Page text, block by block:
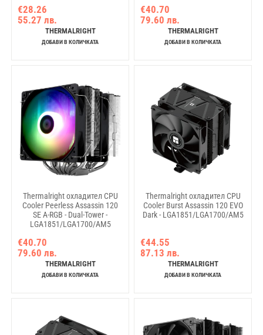
€28.26
55.27 лв.
THERMALRIGHT
ДОБАВИ В КОЛИЧКАТА
€40.70
79.60 лв.
THERMALRIGHT
ДОБАВИ В КОЛИЧКАТА
Thermalright охладител CPU
Cooler Peerless Assassin 120
SE A-RGB - Dual-Tower -
LGA1851/LGA1700/AM5
€40.70
79.60 лв.
THERMALRIGHT
ДОБАВИ В КОЛИЧКАТА
Thermalright охладител CPU
Cooler Burst Assassin 120 EVO
Dark - LGA1851/LGA1700/AM5
€44.55
87.13 лв.
THERMALRIGHT
ДОБАВИ В КОЛИЧКАТА